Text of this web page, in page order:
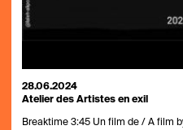
28.06.2024
Atelier des Artistes en exil
Breaktime 3:45 Un film de / A film